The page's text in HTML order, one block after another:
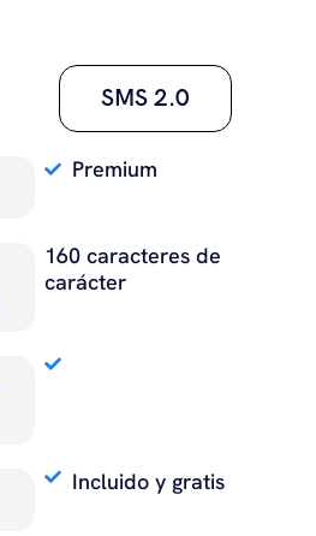
SMS 2.0
Premium
160 caracteres de
carácter
Incluido y gratis